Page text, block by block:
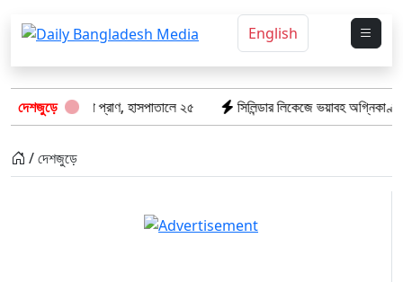
English
দেশজুড়ে
৮টি তাজা প্রাণ, হাসপাতালে ২৫ সিলিন্ডার লিকেজে ভয়াবহ অগ্নিকাণ্ড:
/ দেশজুড়ে